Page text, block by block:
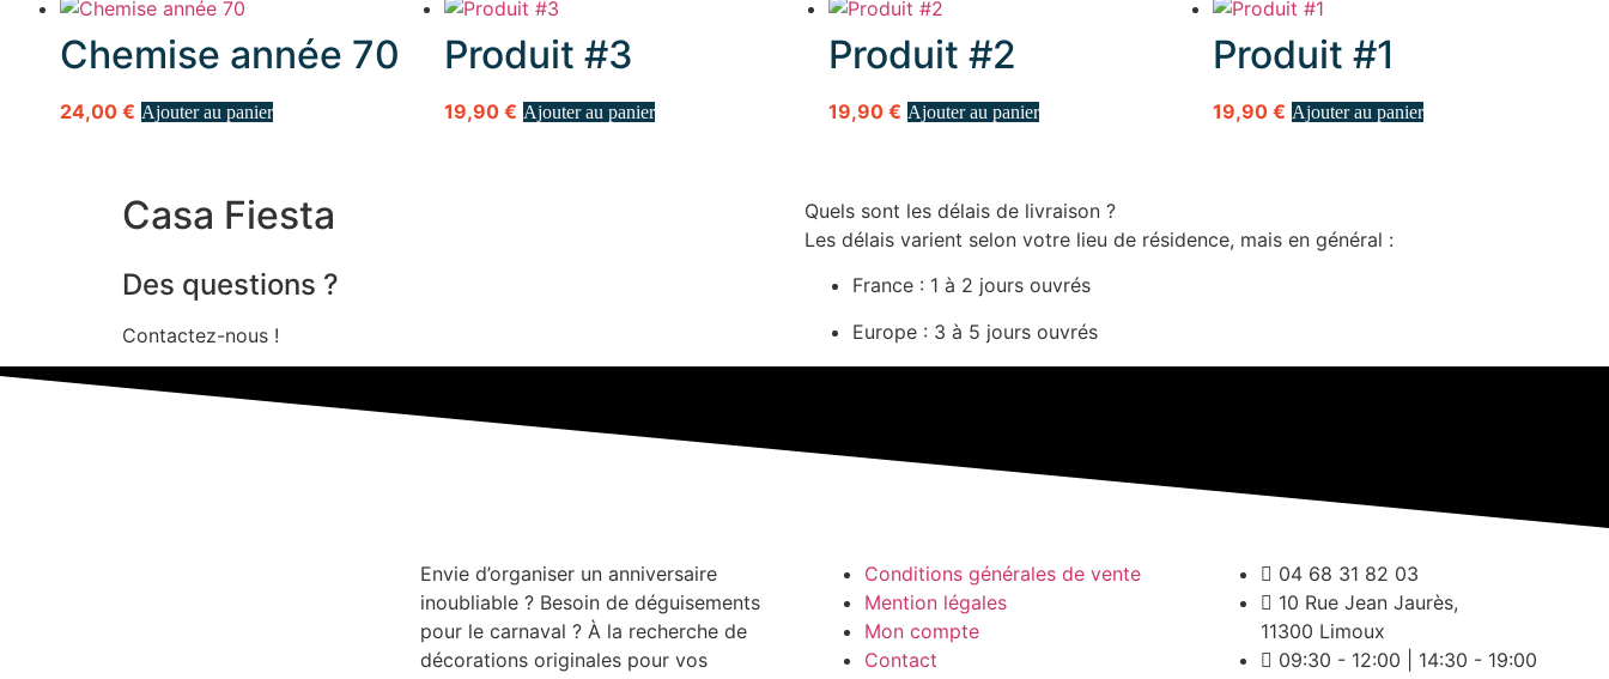
Chemise année 70
24,00 € Ajouter au panier
Produit #3
19,90 € Ajouter au panier
Produit #2
19,90 € Ajouter au panier
Produit #1
19,90 € Ajouter au panier
Casa Fiesta
Des questions ?
Contactez-nous !
Quels sont les délais de livraison ?
Les délais varient selon votre lieu de résidence, mais en général :
France : 1 à 2 jours ouvrés
Europe : 3 à 5 jours ouvrés
Envie d’organiser un anniversaire
inoubliable ? Besoin de déguisements
pour le carnaval ? À la recherche de
décorations originales pour vos
Conditions générales de vente
Mention légales
Mon compte
Contact
04 68 31 82 03
10 Rue Jean Jaurès,
11300 Limoux
09:30 - 12:00 | 14:30 - 19:00